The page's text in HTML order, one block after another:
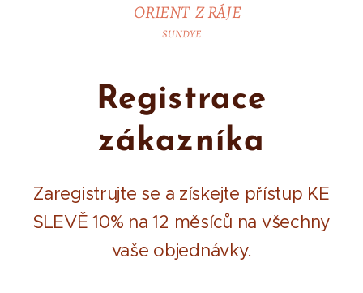
ORIENT Z RÁJE
SUNDYE
Registrace
zákazníka
Zaregistrujte se a získejte přístup KE
SLEVĚ 10% na 12 měsíců na všechny
vaše objednávky.